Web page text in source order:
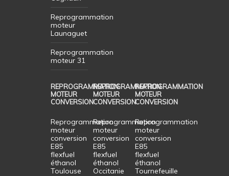
Reprogrammation
moteur
Launaguet
Reprogrammation
moteur 31
REPROGRAMMATION
MOTEUR
CONVERSION
Reprogrammation
moteur
conversion
E85
flexfuel
éthanol
Toulouse
REPROGRAMMATION
MOTEUR
CONVERSION
Reprogrammation
moteur
conversion
E85
flexfuel
éthanol
Occitanie
REPROGRAMMATION
MOTEUR
CONVERSION
Reprogrammation
moteur
conversion
E85
flexfuel
éthanol
Tournefeuille